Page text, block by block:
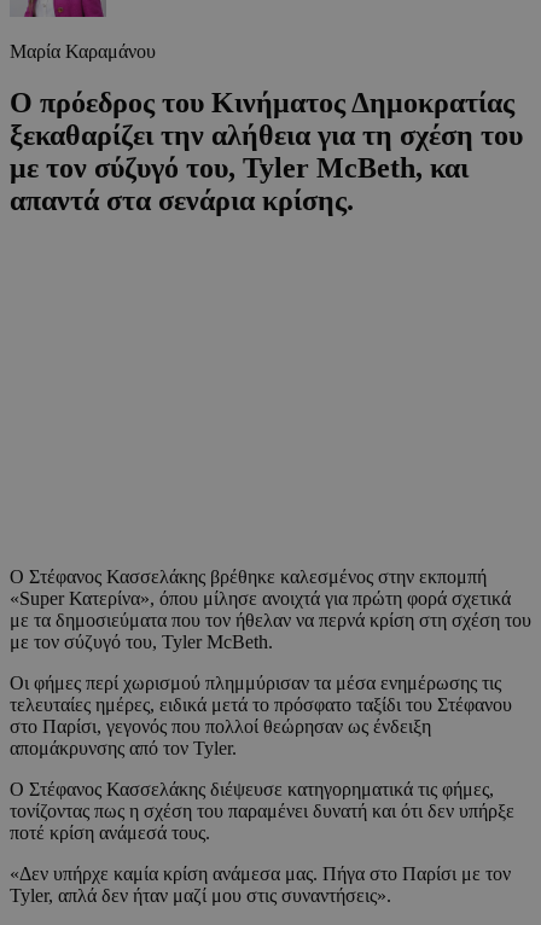
Μαρία Καραμάνου
Ο πρόεδρος του Κινήματος Δημοκρατίας
ξεκαθαρίζει την αλήθεια για τη σχέση του
με τον σύζυγό του, Tyler McBeth, και
απαντά στα σενάρια κρίσης.
Ο Στέφανος Κασσελάκης βρέθηκε καλεσμένος στην εκπομπή
«Super Κατερίνα», όπου μίλησε ανοιχτά για πρώτη φορά σχετικά
με τα δημοσιεύματα που τον ήθελαν να περνά κρίση στη σχέση του
με τον σύζυγό του, Tyler McBeth.
Οι φήμες περί χωρισμού πλημμύρισαν τα μέσα ενημέρωσης τις
τελευταίες ημέρες, ειδικά μετά το πρόσφατο ταξίδι του Στέφανου
στο Παρίσι, γεγονός που πολλοί θεώρησαν ως ένδειξη
απομάκρυνσης από τον Tyler.
Ο Στέφανος Κασσελάκης διέψευσε κατηγορηματικά τις φήμες,
τονίζοντας πως η σχέση του παραμένει δυνατή και ότι δεν υπήρξε
ποτέ κρίση ανάμεσά τους.
«Δεν υπήρχε καμία κρίση ανάμεσα μας. Πήγα στο Παρίσι με τον
Tyler, απλά δεν ήταν μαζί μου στις συναντήσεις».